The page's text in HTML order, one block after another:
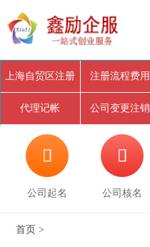
上海自贸区注册 注册流程费用
代理记帐 公司变更注销

公司起名

公司核名
首页 >